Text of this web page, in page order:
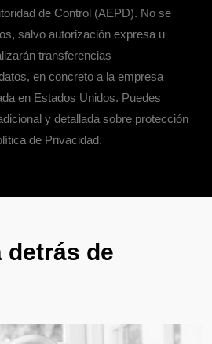
de Control (AEPD). No se
salvo autorización expresa u
transferencias
en concreto a la empresa
en Estados Unidos. Puedes
y detallada sobre protección
de Privacidad.
detrás de